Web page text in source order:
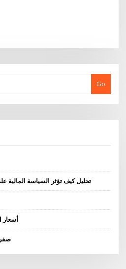
Go
تحليل كيف تؤثر السياسة المالية
أسعار